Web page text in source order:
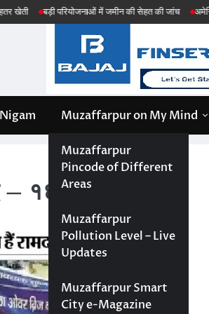
में जमीन की सेहत की जांच अमेरिका ईरान मिसाइल
Muzaffarpur on My Mind
Muzaffarpur
Pincode of Different
Areas
Muzaffarpur
Pollution Level – Live
Updates
Muzaffarpur Smart
City e-Magazine
१६ जुलाई तक